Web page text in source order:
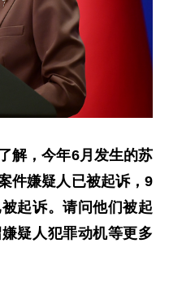
解，今年6月发生的苏
件嫌疑人已被起诉，9
起诉。请问他们被起
疑人犯罪动机等更多